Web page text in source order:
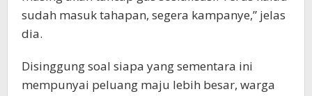
sudah masuk tahapan, segera kampanye,” jelas
dia.
Disinggung soal siapa yang sementara ini
mempunyai peluang maju lebih besar, warga